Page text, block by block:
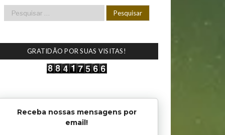
GRATIDÃO POR SUAS VISITAS!
Receba nossas mensagens por
email!